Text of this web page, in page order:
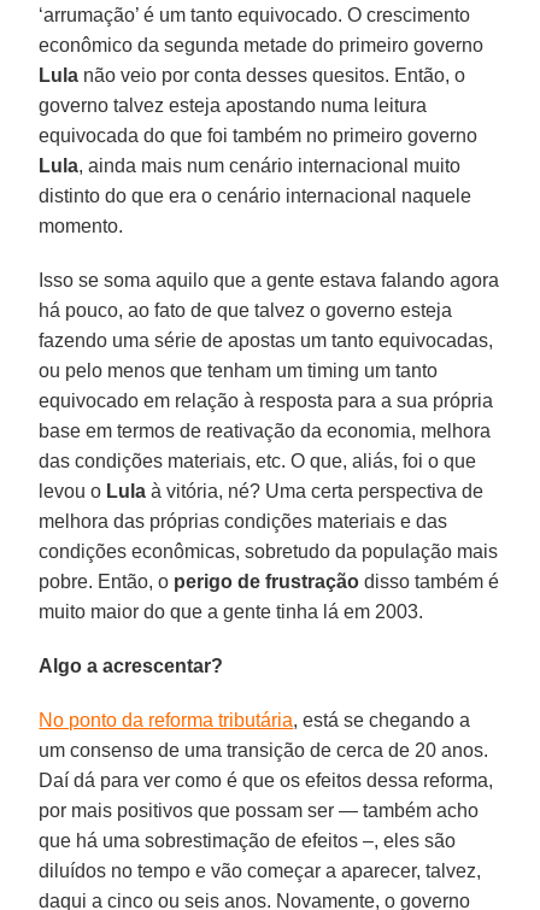
‘arrumação’ é um tanto equivocado. O crescimento
econômico da segunda metade do primeiro governo
Lula não veio por conta desses quesitos. Então, o
governo talvez esteja apostando numa leitura
equivocada do que foi também no primeiro governo
Lula, ainda mais num cenário internacional muito
distinto do que era o cenário internacional naquele
momento.
Isso se soma aquilo que a gente estava falando agora
há pouco, ao fato de que talvez o governo esteja
fazendo uma série de apostas um tanto equivocadas,
ou pelo menos que tenham um timing um tanto
equivocado em relação à resposta para a sua própria
base em termos de reativação da economia, melhora
das condições materiais, etc. O que, aliás, foi o que
levou o Lula à vitória, né? Uma certa perspectiva de
melhora das próprias condições materiais e das
condições econômicas, sobretudo da população mais
pobre. Então, o perigo de frustração disso também é
muito maior do que a gente tinha lá em 2003.
Algo a acrescentar?
No ponto da reforma tributária, está se chegando a
um consenso de uma transição de cerca de 20 anos.
Daí dá para ver como é que os efeitos dessa reforma,
por mais positivos que possam ser — também acho
que há uma sobrestimação de efeitos –, eles são
diluídos no tempo e vão começar a aparecer, talvez,
daqui a cinco ou seis anos. Novamente, o governo